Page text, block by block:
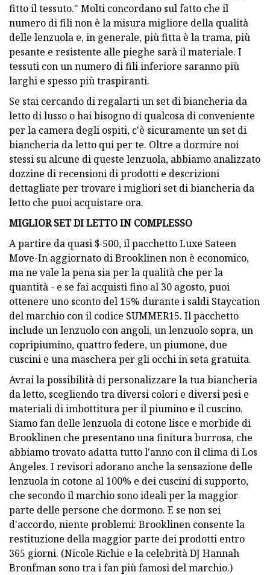
fitto il tessuto." Molti concordano sul fatto che il
numero di fili non è la misura migliore della qualità
delle lenzuola e, in generale, più fitta è la trama, più
pesante e resistente alle pieghe sarà il materiale. I
tessuti con un numero di fili inferiore saranno più
larghi e spesso più traspiranti.
Se stai cercando di regalarti un set di biancheria da
letto di lusso o hai bisogno di qualcosa di conveniente
per la camera degli ospiti, c'è sicuramente un set di
biancheria da letto qui per te. Oltre a dormire noi
stessi su alcune di queste lenzuola, abbiamo analizzato
dozzine di recensioni di prodotti e descrizioni
dettagliate per trovare i migliori set di biancheria da
letto che puoi acquistare ora.
MIGLIOR SET DI LETTO IN COMPLESSO
A partire da quasi $ 500, il pacchetto Luxe Sateen
Move-In aggiornato di Brooklinen non è economico,
ma ne vale la pena sia per la qualità che per la
quantità - e se fai acquisti fino al 30 agosto, puoi
ottenere uno sconto del 15% durante i saldi Staycation
del marchio con il codice SUMMER15. Il pacchetto
include un lenzuolo con angoli, un lenzuolo sopra, un
copripiumino, quattro federe, un piumone, due
cuscini e una maschera per gli occhi in seta gratuita.
Avrai la possibilità di personalizzare la tua biancheria
da letto, scegliendo tra diversi colori e diversi pesi e
materiali di imbottitura per il piumino e il cuscino.
Siamo fan delle lenzuola di cotone lisce e morbide di
Brooklinen che presentano una finitura burrosa, che
abbiamo trovato adatta tutto l'anno con il clima di Los
Angeles. I revisori adorano anche la sensazione delle
lenzuola in cotone al 100% e dei cuscini di supporto,
che secondo il marchio sono ideali per la maggior
parte delle persone che dormono. E se non sei
d'accordo, niente problemi: Brooklinen consente la
restituzione della maggior parte dei prodotti entro
365 giorni. (Nicole Richie e la celebrità DJ Hannah
Bronfman sono tra i fan più famosi del marchio.)